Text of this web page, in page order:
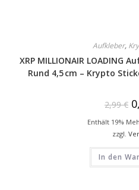
Aufkleber,
XRP MILLIONAIR LOADING
Rund 4,5 cm – Krypto
2,99€
Enthält 19%
zzgl.
In den